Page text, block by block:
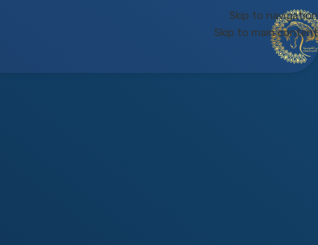
Skip to navigation
Skip to main content